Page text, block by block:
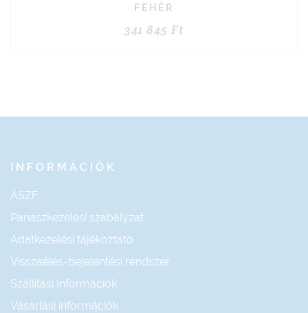
FEHÉR
341 845 Ft
INFORMÁCIÓK
ÁSZF
Panaszkezelési szabályzat
Adatkezelési tájékoztató
Visszaélés-bejelentési rendszer
Szállítási Információk
Vásárlási információk